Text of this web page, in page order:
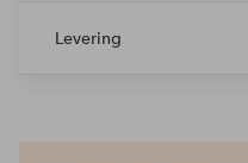
Levering